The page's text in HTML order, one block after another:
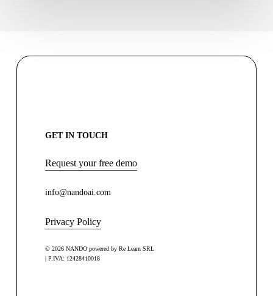
GET IN TOUCH
Request your free demo
info@nandoai.com
Privacy Policy
© 2026 NANDO powered by Re Learn SRL
| P.IVA: 12428410018